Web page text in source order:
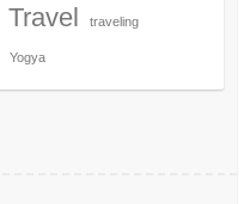
Travel traveling
Yogya